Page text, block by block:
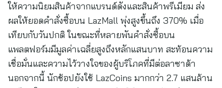
ให้ความนิยมสินค้าจากแบรนด์ดังและสินค้าพรีเมียม ส่ง
ผลให้ยอดคำสั่งซื้อบน LazMall พุ่งสูงขึ้นถึง 370% เมื่อ
เทียบกับวันปกติ ในขณะที่หลายพันคำสั่งซื้อบน
แพลตฟอร์มมีมูลค่าเฉลี่ยสูงถึงหลักแสนบาท สะท้อนความ
เชื่อมั่นและความไว้วางใจของผู้บริโภคที่มีต่อลาซาด้า
นอกจากนี้ นักช้อปยังใช้ LazCoins มากกว่า 2.7 แสนล้าน